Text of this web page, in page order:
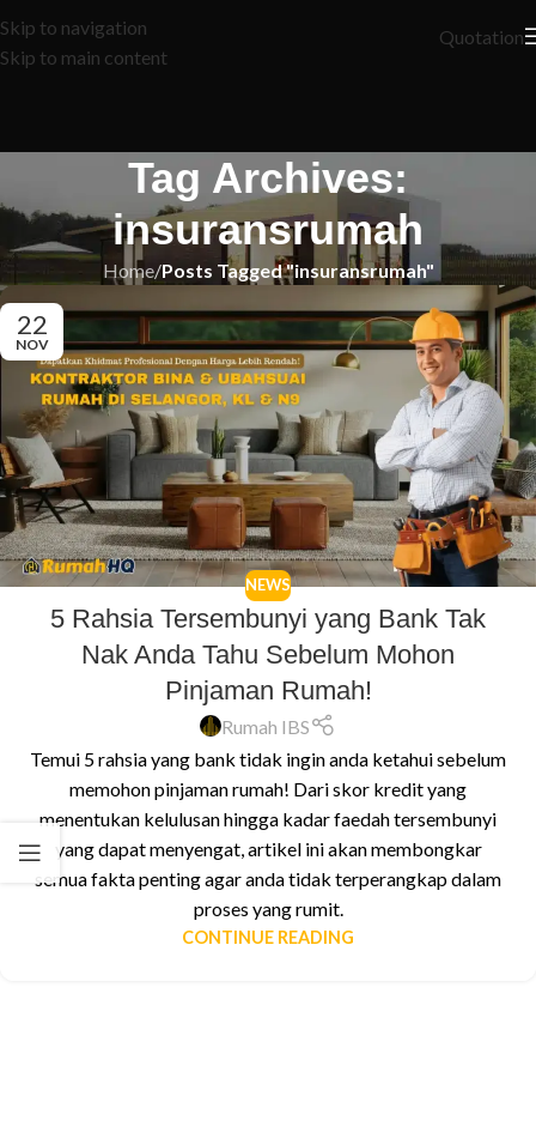
Skip to navigation
Skip to main content
Quotation
Tag Archives:
insuransrumah
Home/Posts Tagged "insuransrumah"
22
NOV
NEWS
5 Rahsia Tersembunyi yang Bank Tak
Nak Anda Tahu Sebelum Mohon
Pinjaman Rumah!
Rumah IBS
Temui 5 rahsia yang bank tidak ingin anda ketahui sebelum
memohon pinjaman rumah! Dari skor kredit yang
menentukan kelulusan hingga kadar faedah tersembunyi
yang dapat menyengat, artikel ini akan membongkar
semua fakta penting agar anda tidak terperangkap dalam
proses yang rumit.
CONTINUE READING